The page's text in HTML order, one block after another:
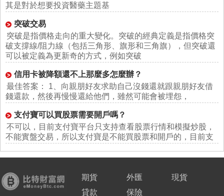
其是對於想要投資醫藥主題基
突破交易
突破是指價格走向的重大變化。突破的經典定義是指價格突
破支撐線/阻力線（包括三角形、旗形和三角旗），但突破還
可以被定義為更新奇的方式，例如突破
信用卡被降額還不上那麼多怎麼辦？
最佳答案： 1、向親朋好友求助自己沒錢還就跟親朋好友借
錢還款，然後再慢慢還給他們，雖然可能會被埋怨，
支付寶可以買股票需要開戶嗎？
不可以，目前支付寶平台只支持查看股票行情和模擬炒股，
不能實盤交易，所以支付寶是不能買股票和開戶的，目前支
期貨 外匯
現貨
貸款
保險